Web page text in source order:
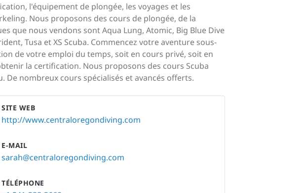
l'équipement de plongée, les voyages et les
Nous proposons des cours de plongée, de la
que nous vendons sont Aqua Lung, Atomic, Big Blue Dive
Tusa et XS Scuba. Commencez votre aventure sous-
de votre emploi du temps, soit en cours privé, soit en
la certification. Nous proposons des cours Scuba
De nombreux cours spécialisés et avancés offerts.
SITE WEB
http://www.centraloregondiving.com
E-MAIL
sarah@centraloregondiving.com
TÉLÉPHONE